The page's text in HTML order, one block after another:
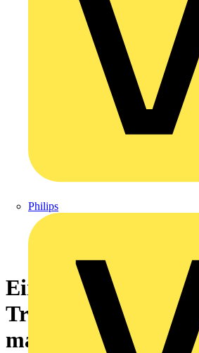
Philips
Einsatz
Trapezcrimp,
max.: 120 mm²